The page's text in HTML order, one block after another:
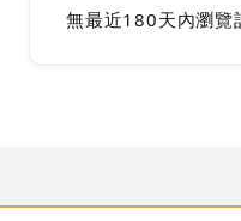
無最近180天內瀏覽